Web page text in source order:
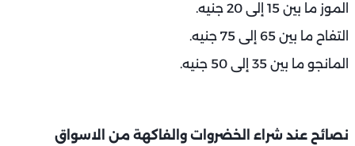
الموز ما بين 15 إلى 20 جنيه.
التفاح ما بين 65 إلى 75 جنيه.
المانجو ما بين 35 إلى 50 جنيه.
نصائح عند شراء الخضروات والفاكهة من الاسواق